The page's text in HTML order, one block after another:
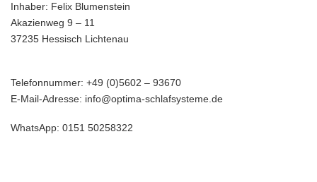
Inhaber: Felix Blumenstein
Akazienweg 9 – 11
37235 Hessisch Lichtenau
Telefonnummer: +49 (0)5602 – 93670
E-Mail-Adresse: info@optima-schlafsysteme.de
WhatsApp: 0151 50258322